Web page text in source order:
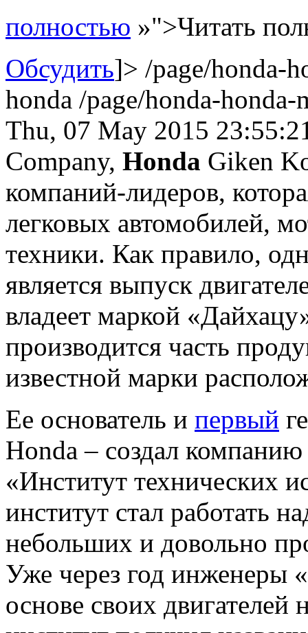
полностью »">Читать
Обсудить]> /page/honda-
honda /page/honda-
Thu, 07 May 2015
Company, Honda Giken
компаний-лидеров,
легковых автомобилей,
техники. Как правило,
является выпуск
владеет маркой
производится часть
известной марки
Ее основатель и первый
Honda – создал
«Институт технических
институт стал работать
небольших и довольно
Уже через год инженеры
основе своих